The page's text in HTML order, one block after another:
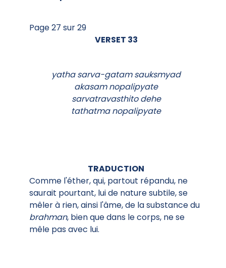
Page 27 sur 29
VERSET 33
yatha sarva-gatam sauksmyad
akasam nopalipyate
sarvatravasthito dehe
tathatma nopalipyate
TRADUCTION
Comme l'éther, qui, partout répandu, ne
saurait pourtant, lui de nature subtile, se
mêler à rien, ainsi l'âme, de la substance du
brahman, bien que dans le corps, ne se
mêle pas avec lui.